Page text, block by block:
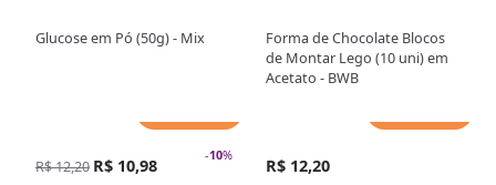
Glucose em Pó (50g) - Mix
Forma de Chocolate Blocos
de Montar Lego (10 uni) em
Acetato - BWB
-10%
R$ 12,20 R$ 10,98 R$ 12,20